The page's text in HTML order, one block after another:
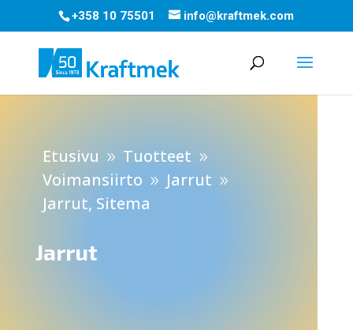
+358 10 75501 info@kraftmek.com
Etusivu 9 Tuotteet 9
Voimansiirto 9 Jarrut 9
Jarrut, Sitema
Jarrut